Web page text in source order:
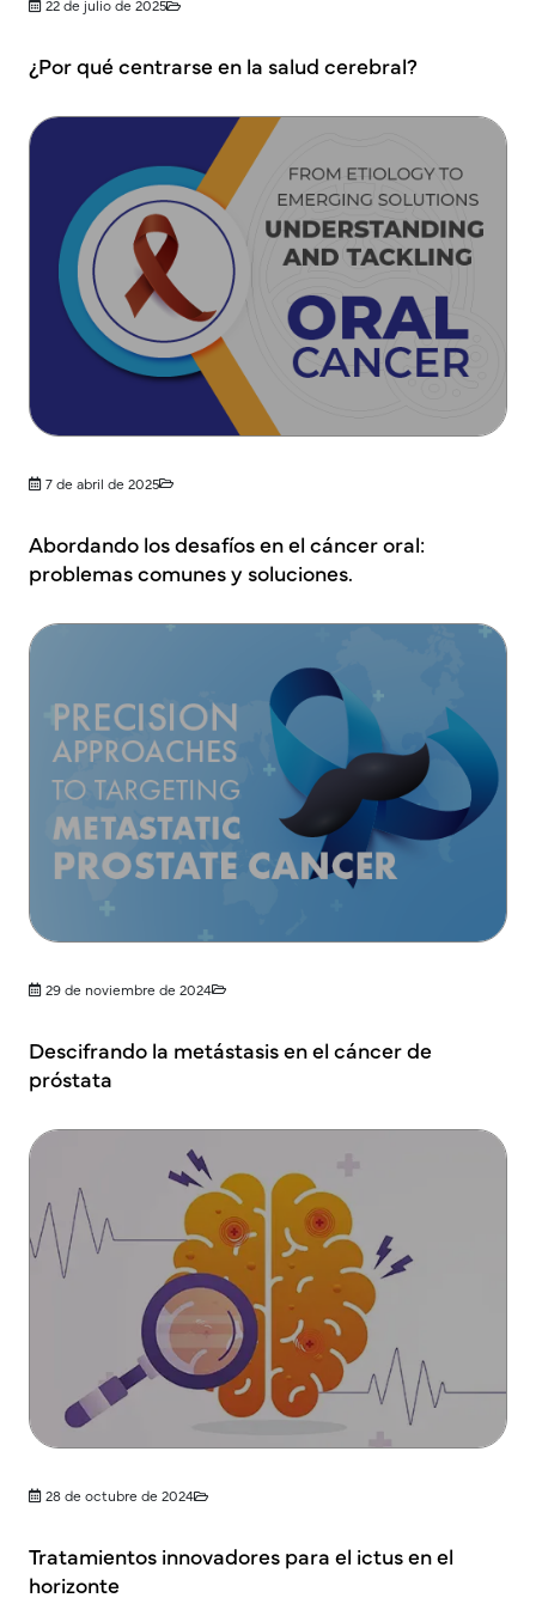
22 de julio de 2025
¿Por qué centrarse en la salud cerebral?
7 de abril de 2025
Abordando los desafíos en el cáncer oral:
problemas comunes y soluciones.
29 de noviembre de 2024
Descifrando la metástasis en el cáncer de
próstata
28 de octubre de 2024
Tratamientos innovadores para el ictus en el
horizonte